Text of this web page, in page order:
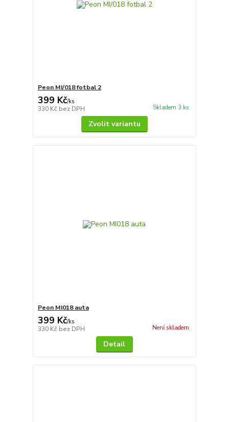
Peon MI/018 fotbal 2
399 Kč/ks
330 Kč bez DPH Skladem 3 ks
Zvolit variantu
Peon MI018 auta
399 Kč/ks
330 Kč bez DPH Není skladem
Detail